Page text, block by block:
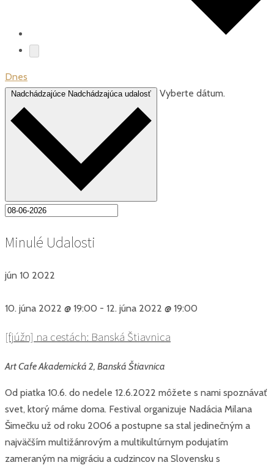
Dnes
Nadchádzajúce Nadchádzajúca udalosť Vyberte dátum.
Minulé Udalosti
jún 10 2022
10. júna 2022 @ 19:00 - 12. júna 2022 @ 19:00
[fjúžn] na cestách: Banská Štiavnica
Art CafeAkademická 2, Banská Štiavnica
Od piatka 10.6. do nedele 12.6.2022 môžete s nami spoznávať
svet, ktorý máme doma. Festival organizuje Nadácia Milana
Šimečku už od roku 2006 a postupne sa stal jedinečným a
najväčším multižánrovým a multikultúrnym podujatím
zameraným na migráciu a cudzincov na Slovensku s